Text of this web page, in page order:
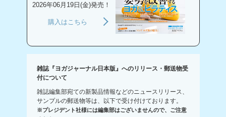
2026年06月19日(金)発売！
購入はこちら
雑誌『ヨガジャーナル日本版』へのリリース・郵送物受
付について
雑誌編集部宛ての新製品情報などのニュースリリース、
サンプルの郵送物等は、以下で受け付けております。
※プレジデント社様には編集部はございませんので、ご注意